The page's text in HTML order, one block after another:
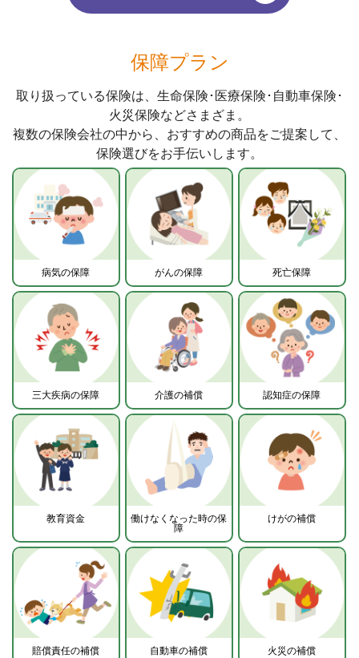
保障プラン
取り扱っている保険は、生命保険･医療保険･自動車保険･
火災保険などさまざま。
複数の保険会社の中から、おすすめの商品をご提案して、
保険選びをお手伝いします。
病気の保障 がんの保障 死亡保障
三大疾病の保障 介護の補償 認知症の保障
教育資金
働けなくなった時の保
障
けがの補償
賠償責任の補償 自動車の補償 火災の補償